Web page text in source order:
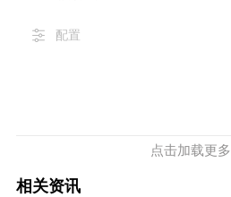
配置
点击加载更多
相关资讯